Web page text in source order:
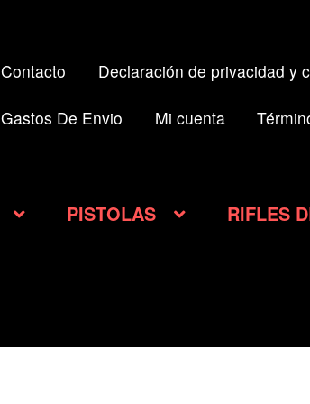
Contacto Declaración de privacidad y
Gastos De Envio Mi cuenta
PISTOLAS RIFLES